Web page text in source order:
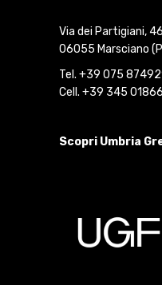
Via dei Partigiani, 46
06055 Marsciano
Tel. +39 075
Cell. +39 345
Scopri Umbria